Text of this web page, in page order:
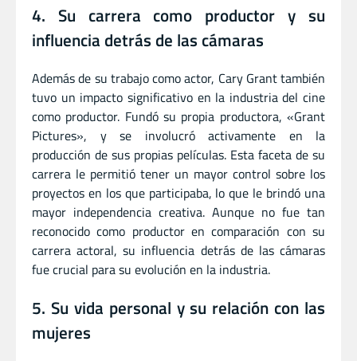
4. Su carrera como productor y su
influencia detrás de las cámaras
Además de su trabajo como actor, Cary Grant también
tuvo un impacto significativo en la industria del cine
como productor. Fundó su propia productora, «Grant
Pictures», y se involucró activamente en la
producción de sus propias películas. Esta faceta de su
carrera le permitió tener un mayor control sobre los
proyectos en los que participaba, lo que le brindó una
mayor independencia creativa. Aunque no fue tan
reconocido como productor en comparación con su
carrera actoral, su influencia detrás de las cámaras
fue crucial para su evolución en la industria.
5. Su vida personal y su relación con las
mujeres